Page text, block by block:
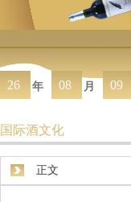
26 年 08 月 09
国际酒文化
正文